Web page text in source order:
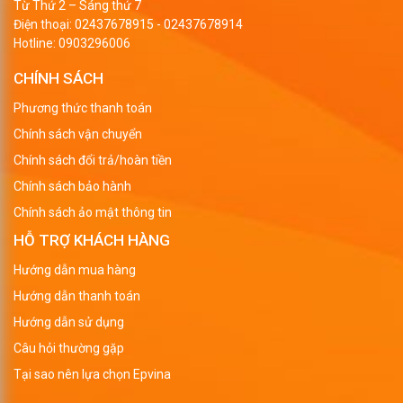
Từ Thứ 2 – Sáng thứ 7
Điện thoại: 02437678915 - 02437678914
Hotline: 0903296006
CHÍNH SÁCH
Phương thức thanh toán
Chính sách vận chuyển
Chính sách đổi trả/hoàn tiền
Chính sách bảo hành
Chính sách ảo mật thông tin
HỖ TRỢ KHÁCH HÀNG
Hướng dẫn mua hàng
Hướng dẫn thanh toán
Hướng dẫn sử dụng
Câu hỏi thường gặp
Tại sao nên lựa chọn Epvina